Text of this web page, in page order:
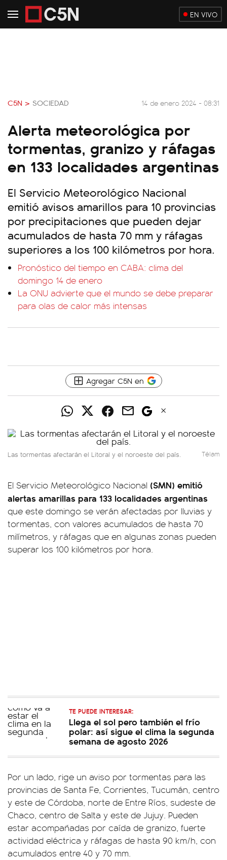
EN VIVO
C5N > SOCIEDAD 14 de enero 2024 - 08:31
Alerta meteorológica por
tormentas, granizo y ráfagas
en 133 localidades argentinas
El Servicio Meteorológico Nacional
emitió avisos amarillos para 10 provincias
por precipitaciones que pueden dejar
acumulados de hasta 70 mm y ráfagas
superiores a los 100 kilómetros por hora.
Pronóstico del tiempo en CABA: clima del
domingo 14 de enero
La ONU advierte que el mundo se debe preparar
para olas de calor más intensas
Agregar C5N en
Las tormentas afectarán el Litoral y el noroeste del país. Télam
El Servicio Meteorológico Nacional (SMN) emitió
alertas amarillas para 133 localidades argentinas
que este domingo se verán afectadas por lluvias y
tormentas, con valores acumulados de hasta 70
milímetros, y ráfagas que en algunas zonas pueden
superar los 100 kilómetros por hora.
TE PUEDE INTERESAR:
Llega el sol pero también el frío
polar: así sigue el clima la segunda
semana de agosto 2026
Por un lado, rige un aviso por tormentas para las
provincias de Santa Fe, Corrientes, Tucumán, centro
y este de Córdoba, norte de Entre Ríos, sudeste de
Chaco, centro de Salta y este de Jujuy. Pueden
estar acompañadas por caída de granizo, fuerte
actividad eléctrica y ráfagas de hasta 90 km/h, con
acumulados entre 40 y 70 mm.